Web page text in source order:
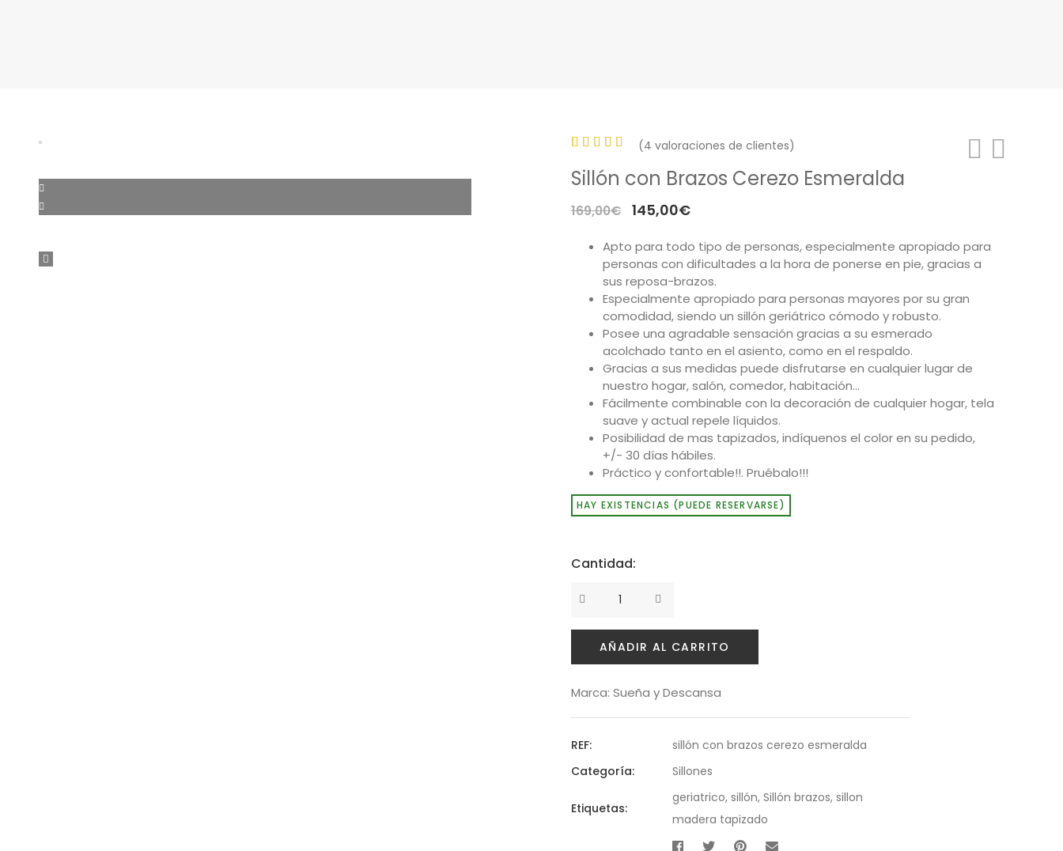
Valorado
con5.00
de 5 en
valoraciones
clientes
(4 valoraciones de clientes)
Sillón con Brazos Cerezo Esmeralda
169,00€
El
original
era:
169,00€.
145,00€El
actual
es:
145,00€.
Apto para todo tipo de personas, especialmente apropiado para
personas con dificultades a la hora de ponerse en pie, gracias a
sus reposa-brazos.
Especialmente apropiado para personas mayores por su gran
comodidad, siendo un sillón geriátrico cómodo y robusto.
Posee una agradable sensación gracias a su esmerado
acolchado tanto en el asiento, como en el respaldo.
Gracias a sus medidas puede disfrutarse en cualquier lugar de
nuestro hogar, salón, comedor, habitación…
Fácilmente combinable con la decoración de cualquier hogar, tela
suave y actual repele líquidos.
Posibilidad de mas tapizados, indíquenos el color en su pedido,
+/- 30 días hábiles.
Práctico y confortable!!. Pruébalo!!!
HAY EXISTENCIAS (PUEDE RESERVARSE)
Cantidad:
AÑADIR AL CARRITO
Marca: Sueña y Descansa
REF:
sillón con brazos cerezo esmeralda
Categoría:
Sillones
Etiquetas:
geriatrico, sillón, Sillón brazos, sillon
madera tapizado